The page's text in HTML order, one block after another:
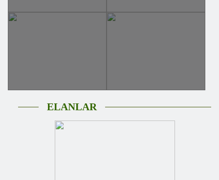
ELANLAR